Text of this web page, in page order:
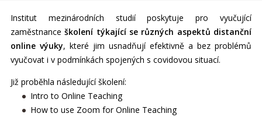
Institut mezinárodních studií poskytuje pro vyučující
zaměstnanceškolení týkající se různých aspektů distanční
online výuky, které jim usnadňují efektivně a bez problémů
vyučovat i v podmínkách spojených s covidovou situací.
Již proběhla následující školení:
Intro to Online Teaching
How to use Zoom for Online Teaching